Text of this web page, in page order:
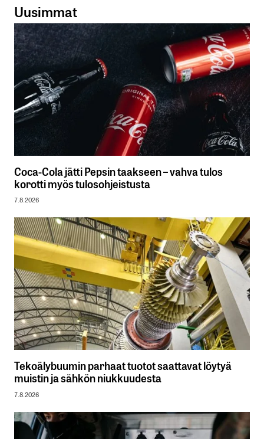
Uusimmat
Coca-Cola jätti Pepsin taakseen – vahva tulos
korotti myös tulosohjeistusta
7.8.2026
Tekoälybuumin parhaat tuotot saattavat löytyä
muistin ja sähkön niukkuudesta
7.8.2026